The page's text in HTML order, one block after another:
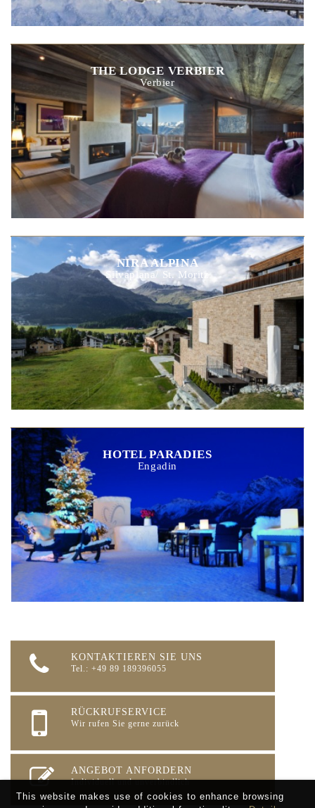
THE LODGE VERBIER
Verbier
NIRA ALPINA
Silvaplana/ St. Moritz
HOTEL PARADIES
Engadin
KONTAKTIEREN SIE UNS
Tel.: +49 89 189396055
RÜCKRUFSERVICE
Wir rufen Sie gerne zurück
ANGEBOT ANFORDERN
Individuell und unverbindlich
This website makes use of cookies to enhance browsing